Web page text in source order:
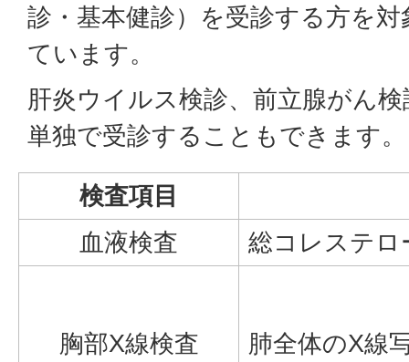
診・基本健診）を受診する方を
ています。
肝炎ウイルス検診、前立腺がん
単独で受診することもできます。
検査項目
血液検査
総コレステロ
胸部X線検査 肺全体のX線